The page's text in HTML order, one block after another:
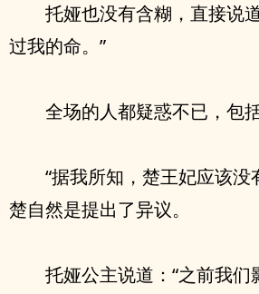
托娅也没有含糊，直接说
过我的命。”
全场的人都疑惑不已，包括
“据我所知，楚王妃应该
楚自然是提出了异议。
托娅公主说道：“之前我